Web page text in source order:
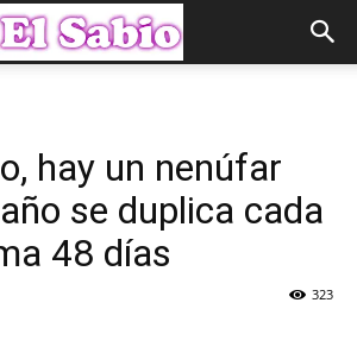
hay un nenúfar
se duplica cada
48 días
323